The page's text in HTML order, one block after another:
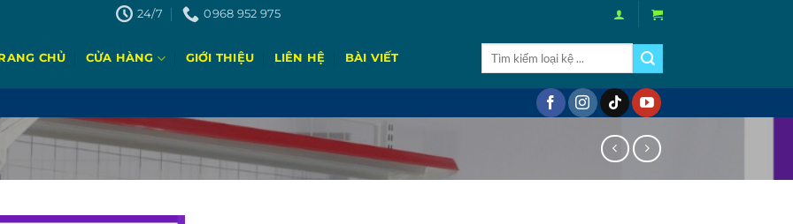
24/7 0968 952 975
CHỦ CỬA HÀNG GIỚI THIỆU LIÊN HỆ BÀI VIẾT
Tìm